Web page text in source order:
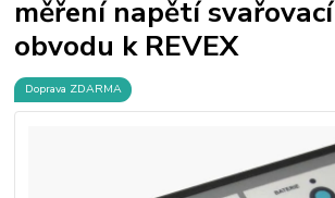
měření napětí
obvodu k REVEX
Doprava ZDARMA